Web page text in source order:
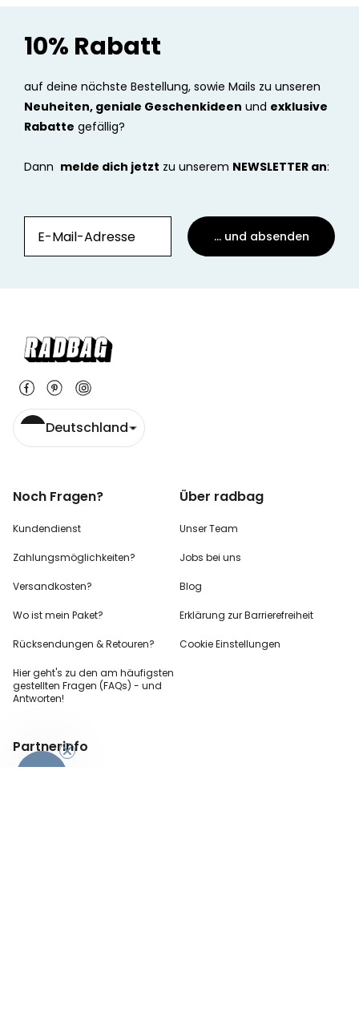
10% Rabatt
auf deine nächste Bestellung, sowie Mails zu unseren
Neuheiten, geniale Geschenkideen und exklusive
Rabatte gefällig?
Dann melde dich jetzt zu unserem NEWSLETTER an:
... und absenden
Deutschland
Noch Fragen?
Kundendienst
Zahlungsmöglichkeiten?
Versandkosten?
Wo ist mein Paket?
Rücksendungen & Retouren?
Hier geht's zu den am häufigsten
gestellten Fragen (FAQs) - und
Antworten!
Über radbag
Unser Team
Jobs bei uns
Blog
Erklärung zur Barrierefreiheit
Cookie Einstellungen
Partnerinfo